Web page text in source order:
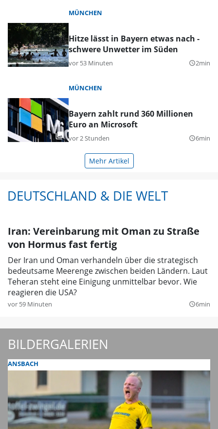
MÜNCHEN
Hitze lässt in Bayern etwas nach -
schwere Unwetter im Süden
vor 53 Minuten query_builder2min
MÜNCHEN
Bayern zahlt rund 360 Millionen
Euro an Microsoft
vor 2 Stunden query_builder6min
Mehr Artikel
DEUTSCHLAND & DIE WELT
Iran: Vereinbarung mit Oman zu Straße
von Hormus fast fertig
Der Iran und Oman verhandeln über die strategisch
bedeutsame Meerenge zwischen beiden Ländern. Laut
Teheran steht eine Einigung unmittelbar bevor. Wie
reagieren die USA?
vor 59 Minuten query_builder6min
BILDERGALERIEN
ANSBACH